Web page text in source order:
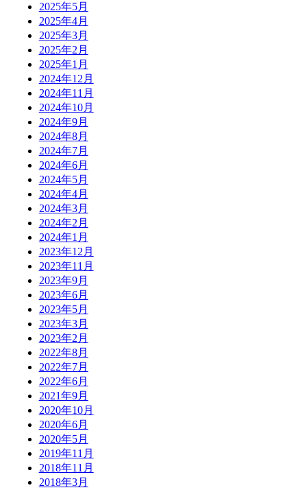
2025年5月
2025年4月
2025年3月
2025年2月
2025年1月
2024年12月
2024年11月
2024年10月
2024年9月
2024年8月
2024年7月
2024年6月
2024年5月
2024年4月
2024年3月
2024年2月
2024年1月
2023年12月
2023年11月
2023年9月
2023年6月
2023年5月
2023年3月
2023年2月
2022年8月
2022年7月
2022年6月
2021年9月
2020年10月
2020年6月
2020年5月
2019年11月
2018年11月
2018年3月